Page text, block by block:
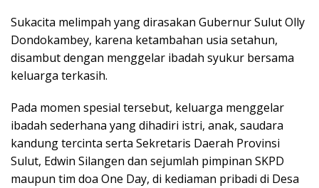
Sukacita melimpah yang dirasakan Gubernur Sulut Olly
Dondokambey, karena ketambahan usia setahun,
disambut dengan menggelar ibadah syukur bersama
keluarga terkasih.
Pada momen spesial tersebut, keluarga menggelar
ibadah sederhana yang dihadiri istri, anak, saudara
kandung tercinta serta Sekretaris Daerah Provinsi
Sulut, Edwin Silangen dan sejumlah pimpinan SKPD
maupun tim doa One Day, di kediaman pribadi di Desa